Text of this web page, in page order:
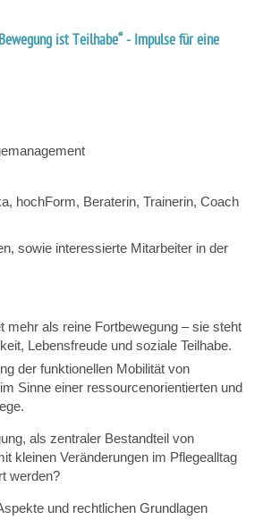
ist Teilhabe“ - Impulse für eine
hochForm, Beraterin, Trainerin, Coach
sowie interessierte Mitarbeiter in der
mehr als reine Fortbewegung – sie steht
Lebensfreude und soziale Teilhabe.
der funktionellen Mobilität von
Sinne einer ressourcenorientierten und
als zentraler Bestandteil von
kleinen Veränderungen im Pflegealltag
werden?
und rechtlichen Grundlagen